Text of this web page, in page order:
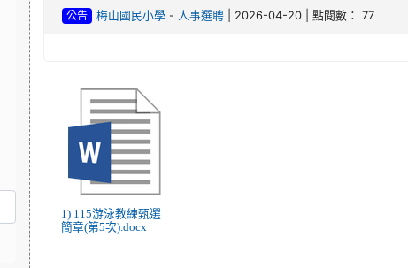
公告 梅山國民小學 - 人事選聘 | 2026-04-20 | 點閱數： 77
1) 115游泳教練甄選
簡章(第5次).docx